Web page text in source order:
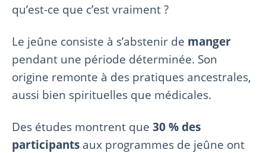
qu’est-ce que c’est vraiment ?
Le jeûne consiste à s’abstenir de manger
pendant une période déterminée. Son
origine remonte à des pratiques ancestrales,
aussi bien spirituelles que médicales.
Des études montrent que 30 % des
participants aux programmes de jeûne ont